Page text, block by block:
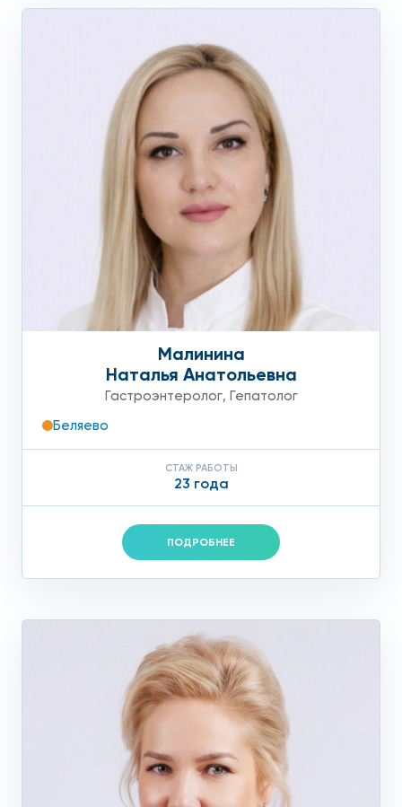
Малинина
Наталья Анатольевна
Гастроэнтеролог, Гепатолог
Беляево
СТАЖ РАБОТЫ
23 года
ПОДРОБНЕЕ